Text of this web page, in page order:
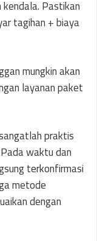
Pastikan
tagihan + biaya
mungkin akan
layanan paket
praktis
waktu dan
terkonfirmasi
metode
dengan